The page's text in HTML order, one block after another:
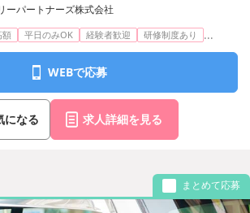
ーパートナーズ株式会社
額 平日のみOK 経験者歓迎 研修制度あり ...
WEBで応募
になる 求人詳細を見る
まとめて応募